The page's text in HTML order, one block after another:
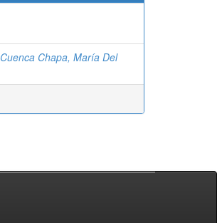
Cuenca Chapa, María Del